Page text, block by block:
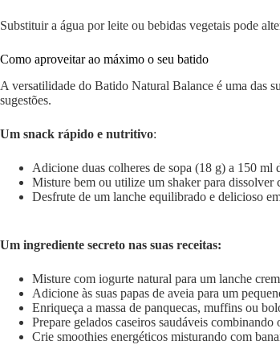
Substituir a água por leite ou bebidas vegetais pode
Como aproveitar ao máximo o seu batido
A versatilidade do Batido Natural Balance é uma das
sugestões.
Um snack rápido e nutritivo:
Adicione duas colheres de sopa (18 g) a 150 ml
Misture bem ou utilize um shaker para dissolver
Desfrute de um lanche equilibrado e delicioso
Um ingrediente secreto nas suas receitas:
Misture com iogurte natural para um lanche
Adicione às suas papas de aveia para um
Enriqueça a massa de panquecas, muffins ou
Prepare gelados caseiros saudáveis
Crie smoothies energéticos misturando com